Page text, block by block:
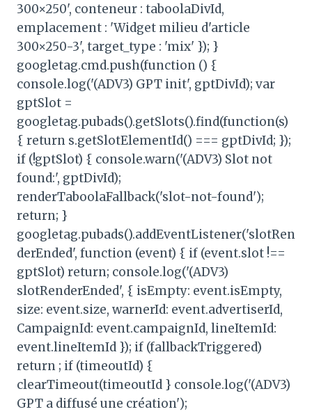
300×250', conteneur : taboolaDivId,
emplacement : 'Widget milieu d'article
300×250-3', target_type : 'mix' }); }
googletag.cmd.push(function () {
console.log('(ADV3) GPT init', gptDivId); var
gptSlot =
googletag.pubads().getSlots().find(function(s)
{ return s.getSlotElementId() === gptDivId; });
if (!gptSlot) { console.warn('(ADV3) Slot not
found:', gptDivId);
renderTaboolaFallback('slot-not-found');
return; }
googletag.pubads().addEventListener('slotRen
derEnded', function (event) { if (event.slot !==
gptSlot) return; console.log('(ADV3)
slotRenderEnded', { isEmpty: event.isEmpty,
size: event.size, warnerId: event.advertiserId,
CampaignId: event.campaignId, lineItemId:
event.lineItemId }); if (fallbackTriggered)
return ; if (timeoutId) {
clearTimeout(timeoutId } console.log('(ADV3)
GPT a diffusé une création');